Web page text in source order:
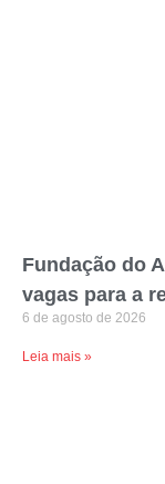
Fundação do
vagas para a
6 de agosto de 2026
Leia mais »